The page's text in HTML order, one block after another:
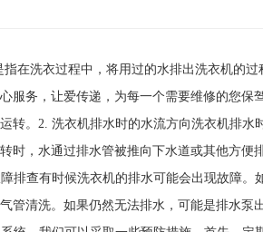
在洗衣过程中，将用过的水排出洗衣机的
服务，让爱传递，为每一个需要维修的您保
转。2. 洗衣机排水时的水流方向洗衣机排水
时，水通过排水管被推向下水道或其他方便
排查有时候洗衣机的排水可能会出现故障。
管清洗。如果仍然无法排水，可能是排水泵